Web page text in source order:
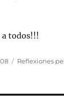
a todos!!!
Categorías
Reflexiones